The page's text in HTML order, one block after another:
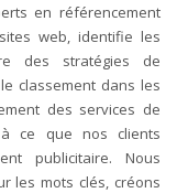
en référencement
web, identifie les
des stratégies de
classement dans les
des services de
ce que nos clients
publicitaire. Nous
les mots clés, créons